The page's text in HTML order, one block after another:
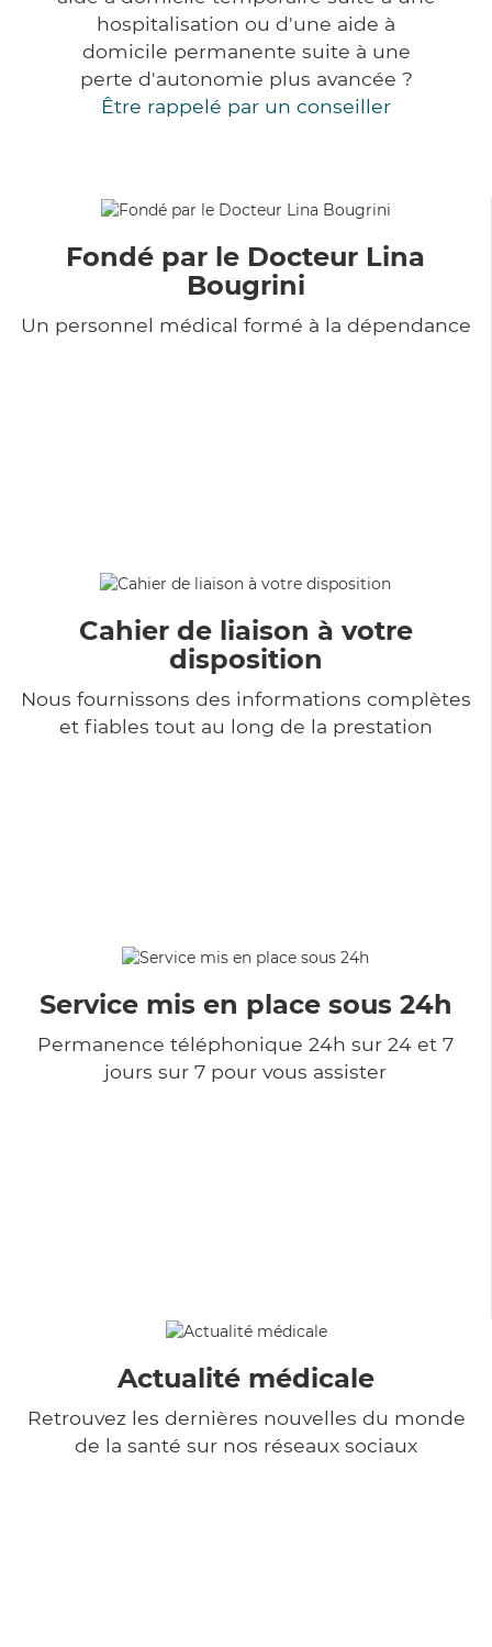
hospitalisation ou d'une aide à
domicile permanente suite à une
perte d'autonomie plus avancée ?
Être rappelé par un conseiller
Fondé par le Docteur Lina
Bougrini
Un personnel médical formé à la dépendance
Cahier de liaison à votre
disposition
Nous fournissons des informations complètes
et fiables tout au long de la prestation
Service mis en place sous 24h
Permanence téléphonique 24h sur 24 et 7
jours sur 7 pour vous assister
Actualité médicale
Retrouvez les dernières nouvelles du monde
de la santé sur nos réseaux sociaux